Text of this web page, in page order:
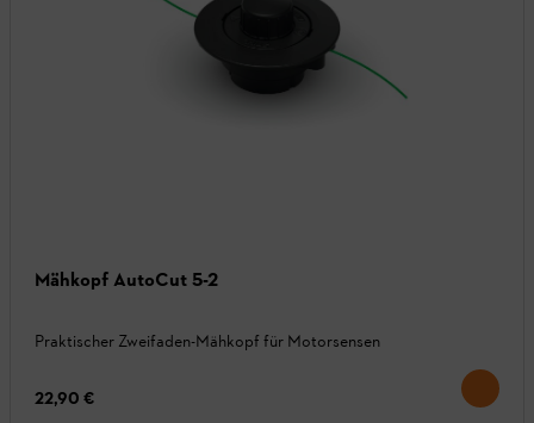
Mähkopf AutoCut 5-2
Praktischer Zweifaden-Mähkopf für Motorsensen
22,90 €